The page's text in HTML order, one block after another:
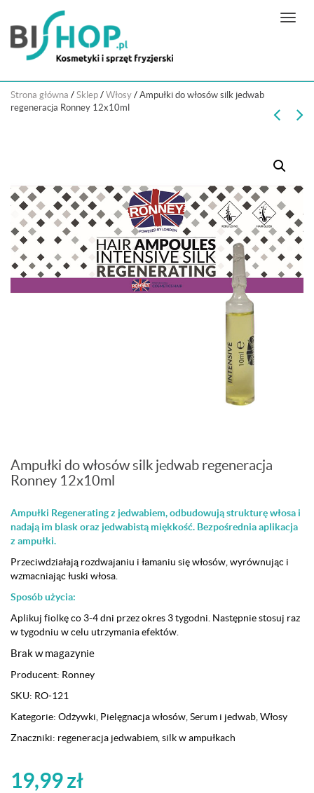
N
g
Strona główna / Sklep / Włosy / Ampułki do włosów silk jedwab
regeneracja Ronney 12x10ml
Ampułki do włosów silk jedwab regeneracja
Ronney 12x10ml
Ampułki Regenerating z jedwabiem, odbudowują strukturę włosa i
nadają im blask oraz jedwabistą miękkość. Bezpośrednia aplikacja
z ampułki.
Przeciwdziałają rozdwajaniu i łamaniu się włosów, wyrównując i
wzmacniając łuski włosa.
Sposób użycia:
Aplikuj fiolkę co 3-4 dni przez okres 3 tygodni. Następnie stosuj raz
w tygodniu w celu utrzymania efektów.
Brak w magazynie
Producent: Ronney
SKU: RO-121
Kategorie: Odżywki Pielęgnacja włosów Serum i jedwab Włosy
Znaczniki: regeneracja jedwabiem silk w ampułkach
19,99zł